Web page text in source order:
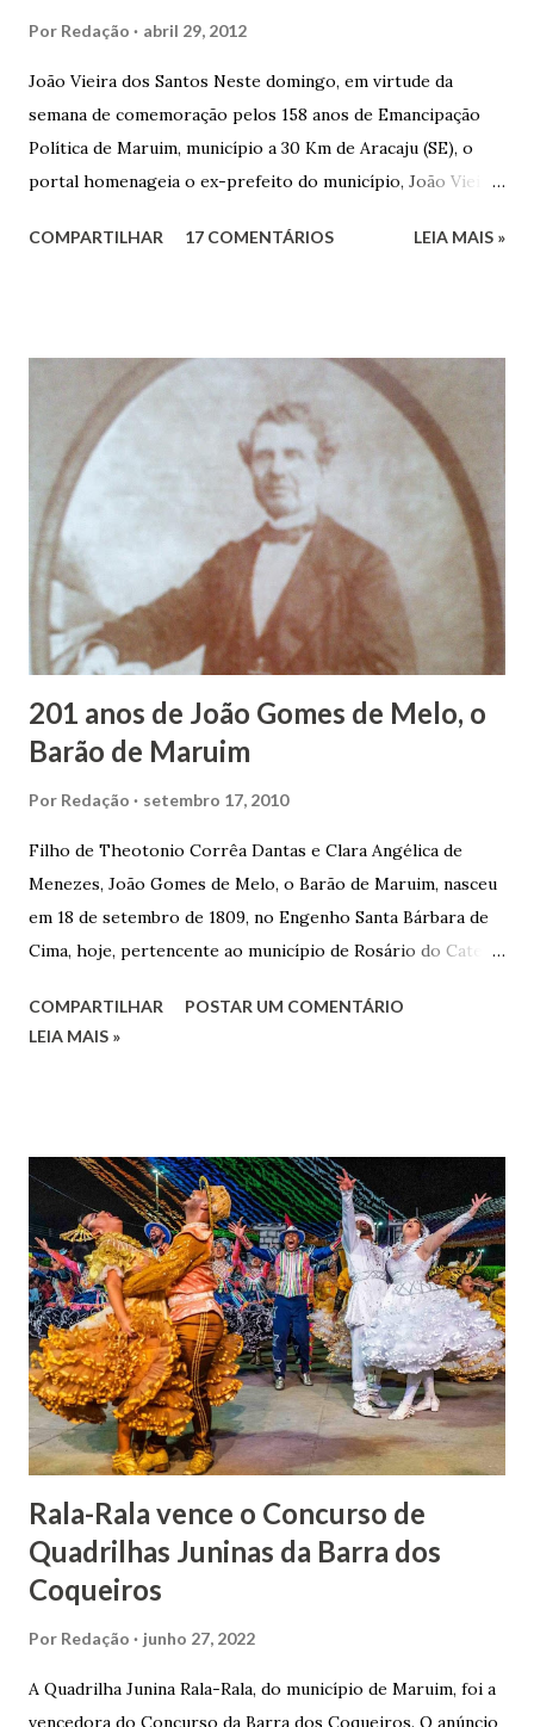
Por Redação abril 29, 2012
João Vieira dos Santos Neste domingo, em virtude da
semana de comemoração pelos 158 anos de Emancipação
Política de Maruim, município a 30 Km de Aracaju (SE), o
portal homenageia o ex-prefeito do município, João Vieira
Vieira dos Santos e Arlinda Barroso dos Santos, nasceu em
infância pobre, João Vieira não pôde se dedicar aos
estudos, e então passou a colocar o trabalho em primeiro
plano para auxiliar na renda familiar. No comércio foi
garçon, dono de bar, de armarinho e depois de uma
panificação. “Ao contrário de muitos, que renegam suas
raízes e procuram obscurecer seu passado, orgulhava-se
em defender o pão como garçon, tendo incontáveis vezes
que trabalhar copiosamente fora de seu horário normal em
trocas de gorjetas que c...
COMPARTILHAR 17 COMENTÁRIOS LEIA MAIS »
201 anos de João Gomes de Melo, o
Barão de Maruim
Por Redação setembro 17, 2010
Filho de Theotonio Corrêa Dantas e Clara Angélica de
Menezes, João Gomes de Melo, o Barão de Maruim, nasceu
em 18 de setembro de 1809, no Engenho Santa Bárbara de
Cima, hoje, pertencente ao município de Rosário do Catete.
José de Faro Leitão, porém o casamento acabou com o
indiciamento para apropriar-se da volumosa herança. Em
1862, transferiu-se para o Rio de Janeiro e casou-se com
uma irmã do Visconde de Uruguai. O Barão de Maruim
apresentou uma grande dedicação à atividade agrícola, que
lhe proporcionou uma grande reserva financeira. João
Gomes de Melo mandou construir a Igreja Matriz de Nosso
Senhor Bom Jesus dos Passos, que foi inaugurada em 1862 e
doada ao vigário Pe. José Joaquim de Vasconcelos. A Igreja
Matriz...
COMPARTILHAR
POSTAR UM COMENTÁRIO
LEIA MAIS »
Rala-Rala vence o Concurso de
Quadrilhas Juninas da Barra dos
Coqueiros
Por Redação junho 27, 2022
A Quadrilha Junina Rala-Rala, do município de Maruim, foi a
vencedora do Concurso da Barra dos Coqueiros. O anúncio